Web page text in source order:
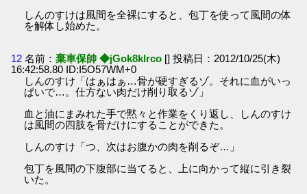
しんのすけは風間を全裸にすると、包丁を使って風間の体
を解体し始めた。
12 名前：棄車保帥 ◆jGok8klrco [] 投稿日：2012/10/25(木)
16:42:58.80 ID:I5O57WM+0
しんのすけ「はぁはぁ…骨が硬すぎるゾ。それに血がいっ
ぱいで…。仕方ない肉だけ削り取るゾ」
血と油にまみれた手で黙々と作業をくり返し、しんのすけ
は風間の四肢を骨だけにすることができた。
しんのすけ「つ、次はお腹かの肉を削るぞ…」
包丁を風間の下腹部に当てると、上に向かって縦に引き裂
いた。